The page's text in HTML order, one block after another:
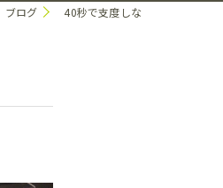
ブログ 40秒で支度しな